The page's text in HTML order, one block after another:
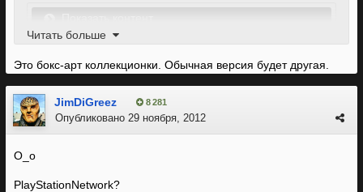
Читать больше
Это бокс-арт коллекционки. Обычная версия будет другая.
JimDiGreez 8 281
Опубликовано 29 ноября, 2012
O_o
PlayStationNetwork?